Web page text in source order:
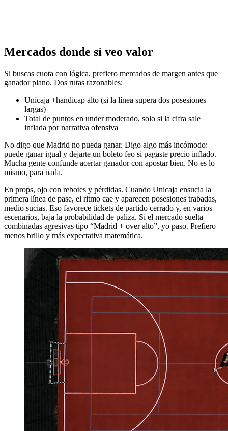
Mercados donde sí veo valor
Si buscas cuota con lógica, prefiero mercados de margen antes que
ganador plano. Dos rutas razonables:
Unicaja +handicap alto (si la línea supera dos posesiones
largas)
Total de puntos en under moderado, solo si la cifra sale
inflada por narrativa ofensiva
No digo que Madrid no pueda ganar. Digo algo más incómodo:
puede ganar igual y dejarte un boleto feo si pagaste precio inflado.
Mucha gente confunde acertar ganador con apostar bien. No es lo
mismo, para nada.
En props, ojo con rebotes y pérdidas. Cuando Unicaja ensucia la
primera línea de pase, el ritmo cae y aparecen posesiones trabadas,
medio sucias. Eso favorece tickets de partido cerrado y, en varios
escenarios, baja la probabilidad de paliza. Si el mercado suelta
combinadas agresivas tipo “Madrid + over alto”, yo paso. Prefiero
menos brillo y más expectativa matemática.